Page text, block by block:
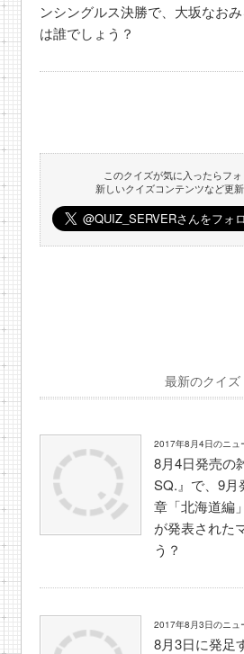
ンシングルス決勝で、大坂なお
は誰でしょう？
このクイズが気に入ったらフォ
新しいクイズコンテンツなど更
最新のクイズ
2017年8月4日のニュ
8月4日発売の
SQ.』で、9月
章「北海道編
が発表された
う？
2017年8月3日のニュ
8月3日に発足